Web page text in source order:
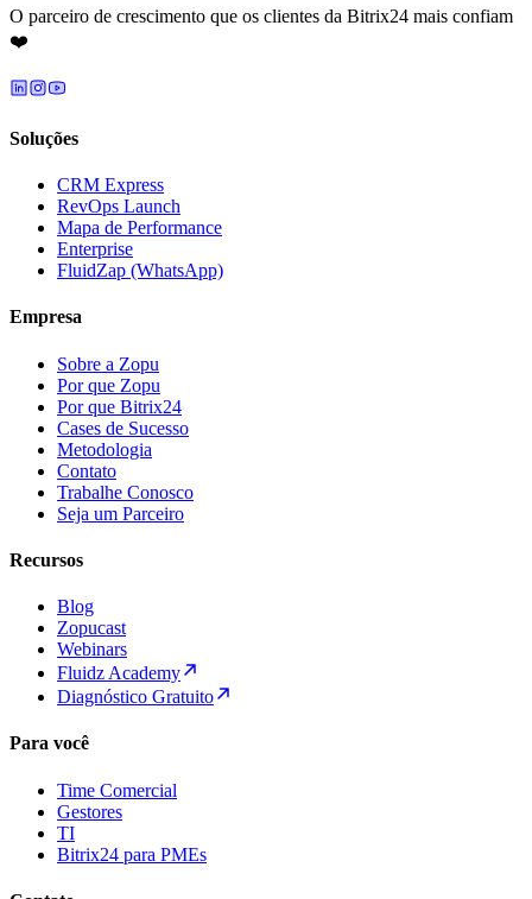
O parceiro de crescimento que os clientes da Bitrix24 mais confiam
❤️
Soluções
CRM Express
RevOps Launch
Mapa de Performance
Enterprise
FluidZap (WhatsApp)
Empresa
Sobre a Zopu
Por que Zopu
Por que Bitrix24
Cases de Sucesso
Metodologia
Contato
Trabalhe Conosco
Seja um Parceiro
Recursos
Blog
Zopucast
Webinars
Fluidz Academy
Diagnóstico Gratuito
Para você
Time Comercial
Gestores
TI
Bitrix24 para PMEs